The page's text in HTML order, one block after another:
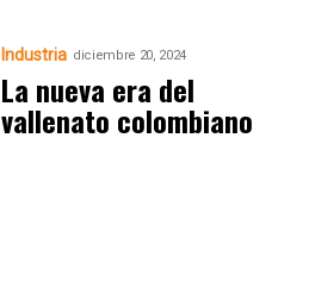
Industria diciembre 20, 2024
La nueva era del
vallenato colombiano